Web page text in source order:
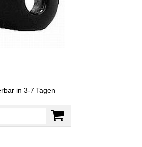
in 3-7 Tagen